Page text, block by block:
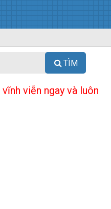
TÌM
viễn ngay và luôn